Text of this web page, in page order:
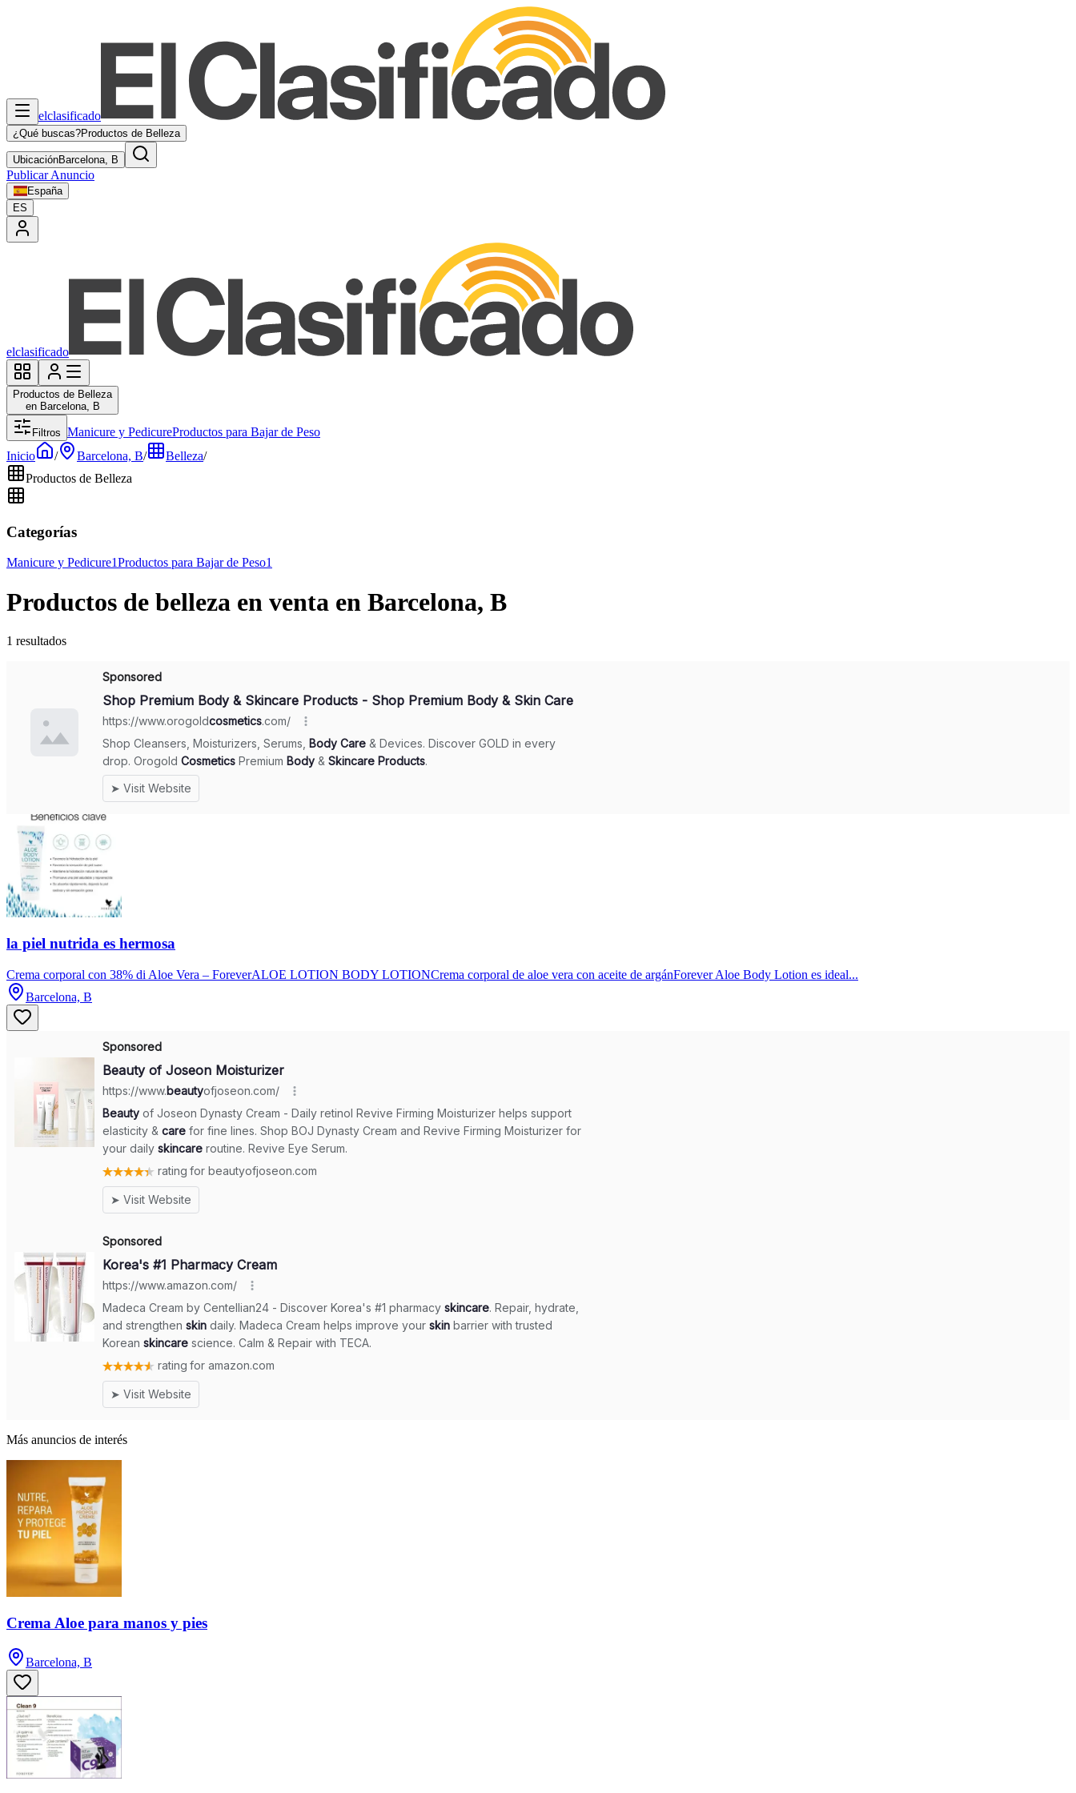
elclasificado
¿Qué buscas?Productos de Belleza
UbicaciónBarcelona, B
Publicar Anuncio
España
ES
elclasificado
Productos de Belleza
en Barcelona, B
Filtros Manicure y PedicureProductos para Bajar de Peso
Inicio
/ Barcelona, B/ Belleza/
Productos de Belleza
Categorías
Manicure y Pedicure1Productos para Bajar de Peso1
Productos de belleza en venta en Barcelona, B
1 resultados
la piel nutrida es hermosa
Crema corporal con 38% di Aloe Vera – ForeverALOE LOTION BODY LOTIONCrema corporal de aloe vera con aceite de argánForever Aloe Body Lotion es ideal...
Barcelona, B
Más anuncios de interés
Crema Aloe para manos y pies
Barcelona, B